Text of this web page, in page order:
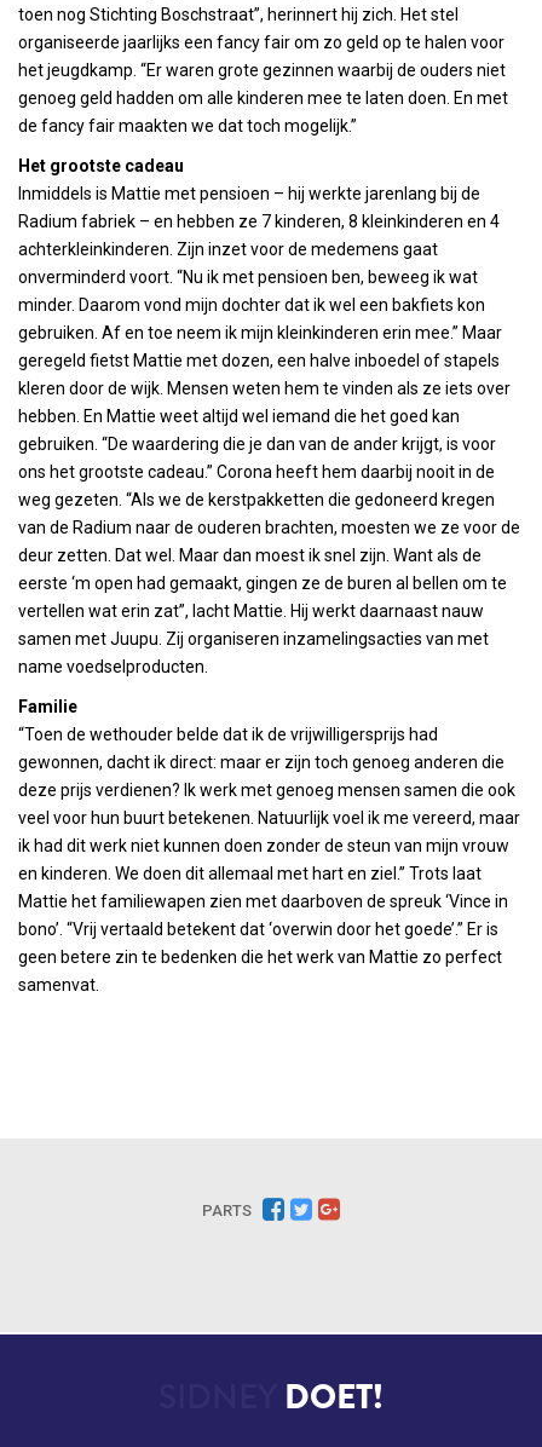
toen nog Stichting Boschstraat”, herinnert hij zich. Het stel
organiseerde jaarlijks een fancy fair om zo geld op te halen voor
het jeugdkamp. “Er waren grote gezinnen waarbij de ouders niet
genoeg geld hadden om alle kinderen mee te laten doen. En met
de fancy fair maakten we dat toch mogelijk.”
Het grootste cadeau
Inmiddels is Mattie met pensioen – hij werkte jarenlang bij de
Radium fabriek – en hebben ze 7 kinderen, 8 kleinkinderen en 4
achterkleinkinderen. Zijn inzet voor de medemens gaat
onverminderd voort. “Nu ik met pensioen ben, beweeg ik wat
minder. Daarom vond mijn dochter dat ik wel een bakfiets kon
gebruiken. Af en toe neem ik mijn kleinkinderen erin mee.” Maar
geregeld fietst Mattie met dozen, een halve inboedel of stapels
kleren door de wijk. Mensen weten hem te vinden als ze iets over
hebben. En Mattie weet altijd wel iemand die het goed kan
gebruiken. “De waardering die je dan van de ander krijgt, is voor
ons het grootste cadeau.” Corona heeft hem daarbij nooit in de
weg gezeten. “Als we de kerstpakketten die gedoneerd kregen
van de Radium naar de ouderen brachten, moesten we ze voor de
deur zetten. Dat wel. Maar dan moest ik snel zijn. Want als de
eerste ‘m open had gemaakt, gingen ze de buren al bellen om te
vertellen wat erin zat”, lacht Mattie. Hij werkt daarnaast nauw
samen met Juupu. Zij organiseren inzamelingsacties van met
name voedselproducten.
Familie
“Toen de wethouder belde dat ik de vrijwilligersprijs had
gewonnen, dacht ik direct: maar er zijn toch genoeg anderen die
deze prijs verdienen? Ik werk met genoeg mensen samen die ook
veel voor hun buurt betekenen. Natuurlijk voel ik me vereerd, maar
ik had dit werk niet kunnen doen zonder de steun van mijn vrouw
en kinderen. We doen dit allemaal met hart en ziel.” Trots laat
Mattie het familiewapen zien met daarboven de spreuk ‘Vince in
bono’. “Vrij vertaald betekent dat ‘overwin door het goede’.” Er is
geen betere zin te bedenken die het werk van Mattie zo perfect
samenvat.
PARTS
DOET!